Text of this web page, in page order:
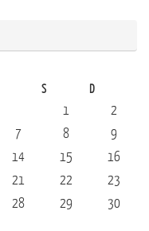
S D
1
2
7 8
9
14 15
16
21 22
23
28 29
30